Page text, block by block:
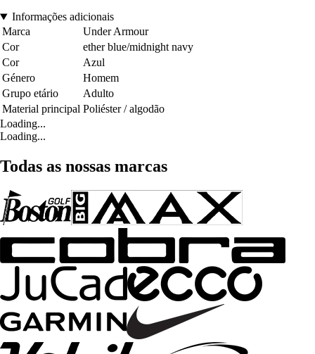
Informações adicionais
Marca
Under Armour
Cor
ether blue/midnight navy
Cor
Azul
Género
Homem
Grupo etário
Adulto
Material principal Poliéster / algodão
Loading...
Loading...
Todas as nossas marcas